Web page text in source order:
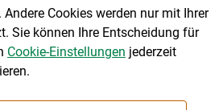
|Barrierefreiheit|
Cookies werden nur mit Ihrer
Sie können Ihre Entscheidung für
Cookie-Einstellungen jederzeit